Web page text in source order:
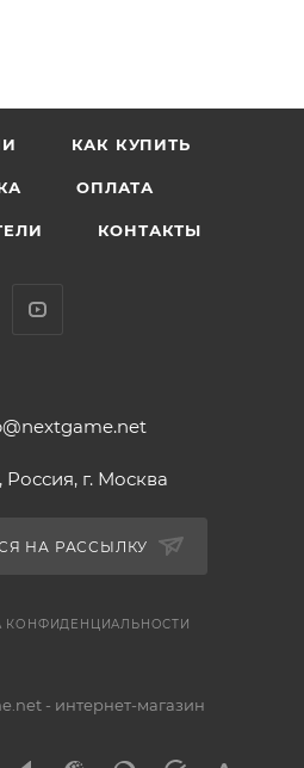
КАК КУПИТЬ
ОПЛАТА
КОНТАКТЫ
Россия, г. Москва
НА РАССЫЛКУ
КОНФИДЕНЦИАЛЬНОСТИ
- интернет-магазин